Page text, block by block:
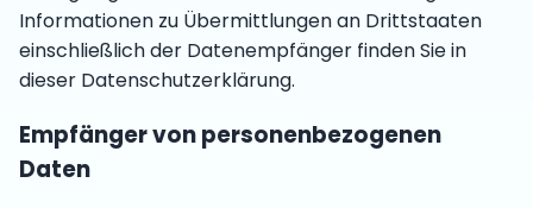
Informationen zu Übermittlungen an Drittstaaten
einschließlich der Datenempfänger finden Sie in
dieser Datenschutzerklärung.
Empfänger von personenbezogenen
Daten